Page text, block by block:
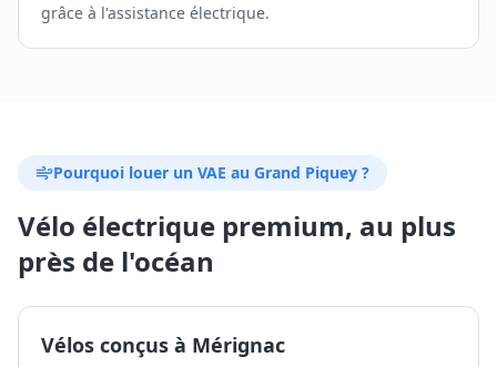
grâce à l'assistance électrique.
Pourquoi louer un VAE au Grand Piquey ?
Vélo électrique premium, au plus
près de l'océan
Vélos conçus à Mérignac